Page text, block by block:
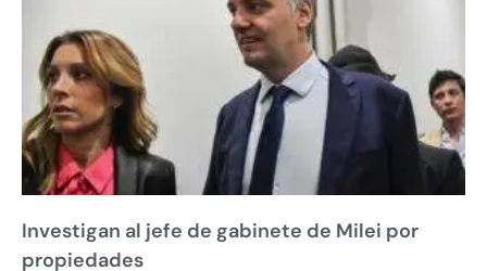
Investigan al jefe de gabinete de Milei por
propiedades